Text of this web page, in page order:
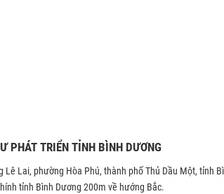
PHÁT TRIỂN TỈNH BÌNH DƯƠNG
Lê Lai, phường Hòa Phú, thành phố Thủ Dầu Một, tỉnh
tỉnh Bình Dương 200m về hướng Bắc.